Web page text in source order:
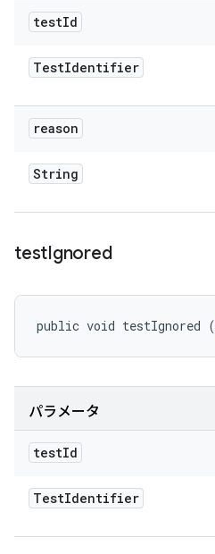
testId
TestIdentifier
reason
String
testIgnored
public void testIgnored (
パラメータ
testId
TestIdentifier